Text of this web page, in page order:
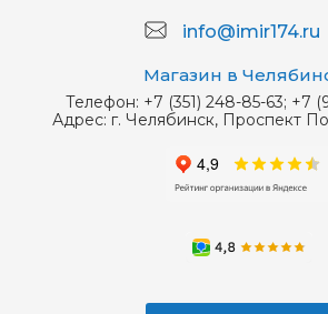
info@imir174.ru
Магазин в
Телефон: +7 (351) 248-85-63; +7
Адрес: г. Челябинск, Проспект